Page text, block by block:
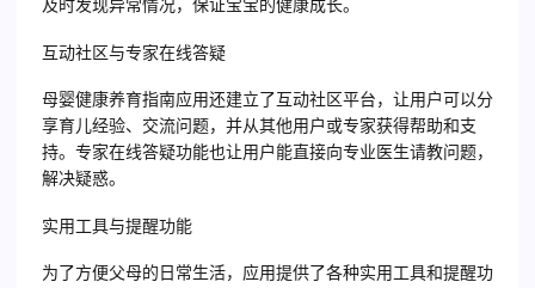
及时发现异常情况，保证宝宝的健康成长。
互动社区与专家在线答疑
母婴健康养育指南应用还建立了互动社区平台，让用户可以分
享育儿经验、交流问题，并从其他用户或专家获得帮助和支
持。专家在线答疑功能也让用户能直接向专业医生请教问题，
解决疑惑。
实用工具与提醒功能
为了方便父母的日常生活，应用提供了各种实用工具和提醒功